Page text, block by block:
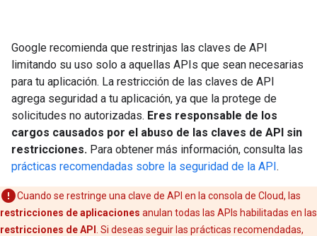
Google recomienda que restrinjas las claves de API
limitando su uso solo a aquellas APIs que sean necesarias
para tu aplicación. La restricción de las claves de API
agrega seguridad a tu aplicación, ya que la protege de
solicitudes no autorizadas. Eres responsable de los
cargos causados por el abuso de las claves de API sin
restricciones. Para obtener más información, consulta las
prácticas recomendadas sobre la seguridad de la API.
Cuando se restringe una clave de API en la consola de Cloud, las
restricciones de aplicaciones anulan todas las APIs habilitadas en las
restricciones de API
. Si deseas seguir las prácticas recomendadas,